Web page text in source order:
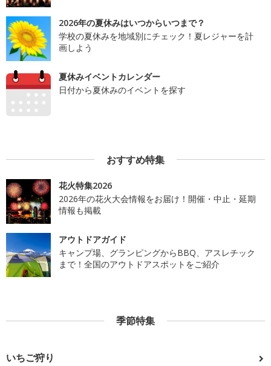
2026年の夏休みはいつからいつまで？
学校の夏休みを地域別にチェック！夏レジャーを計
画しよう
夏休みイベントカレンダー
日付から夏休みのイベントを探す
おすすめ特集
花火特集2026
2026年の花火大会情報をお届け！開催・中止・延期
情報も掲載
アウトドアガイド
キャンプ場、グランピングからBBQ、アスレチック
まで！全国のアウトドアスポットをご紹介
季節特集
いちご狩り